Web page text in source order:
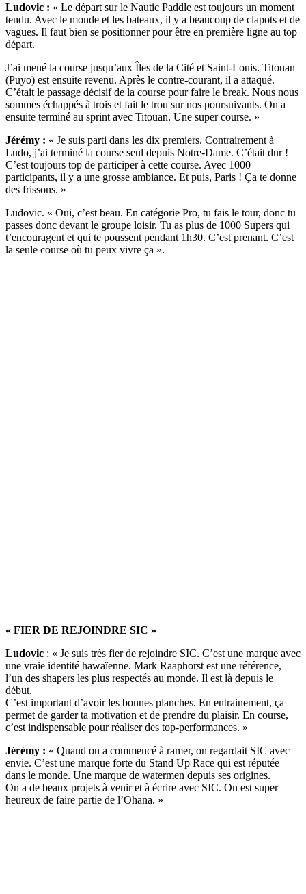
Ludovic : « Le départ sur le Nautic Paddle est toujours un moment
tendu. Avec le monde et les bateaux, il y a beaucoup de clapots et de
vagues. Il faut bien se positionner pour être en première ligne au top
départ.
J’ai mené la course jusqu’aux Îles de la Cité et Saint-Louis. Titouan
(Puyo) est ensuite revenu. Après le contre-courant, il a attaqué.
C’était le passage décisif de la course pour faire le break. Nous nous
sommes échappés à trois et fait le trou sur nos poursuivants. On a
ensuite terminé au sprint avec Titouan. Une super course. »
Jérémy : « Je suis parti dans les dix premiers. Contrairement à
Ludo, j’ai terminé la course seul depuis Notre-Dame. C’était dur !
C’est toujours top de participer à cette course. Avec 1000
participants, il y a une grosse ambiance. Et puis, Paris ! Ça te donne
des frissons. »
Ludovic. « Oui, c’est beau. En catégorie Pro, tu fais le tour, donc tu
passes donc devant le groupe loisir. Tu as plus de 1000 Supers qui
t’encouragent et qui te poussent pendant 1h30. C’est prenant. C’est
la seule course où tu peux vivre ça ».
« FIER DE REJOINDRE SIC »
Ludovic : « Je suis très fier de rejoindre SIC. C’est une marque avec
une vraie identité hawaïenne. Mark Raaphorst est une référence,
l’un des shapers les plus respectés au monde. Il est là depuis le
début.
C’est important d’avoir les bonnes planches. En entrainement, ça
permet de garder ta motivation et de prendre du plaisir. En course,
c’est indispensable pour réaliser des top-performances. »
Jérémy : « Quand on a commencé à ramer, on regardait SIC avec
envie. C’est une marque forte du Stand Up Race qui est réputée
dans le monde. Une marque de watermen depuis ses origines.
On a de beaux projets à venir et à écrire avec SIC. On est super
heureux de faire partie de l’Ohana. »